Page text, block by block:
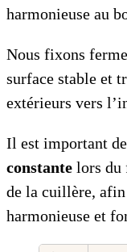
harmonieuse au
Nous fixons
surface stable et
extérieurs vers
Il est important
constante lors du
de la cuillère,
harmonieuse et